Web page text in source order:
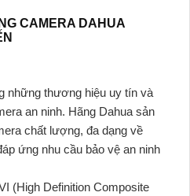
CAMERA DAHUA
những thương hiệu uy tín và
an ninh. Hãng Dahua sản
chất lượng, đa dạng về
ứng nhu cầu bảo vệ an ninh
(High Definition Composite